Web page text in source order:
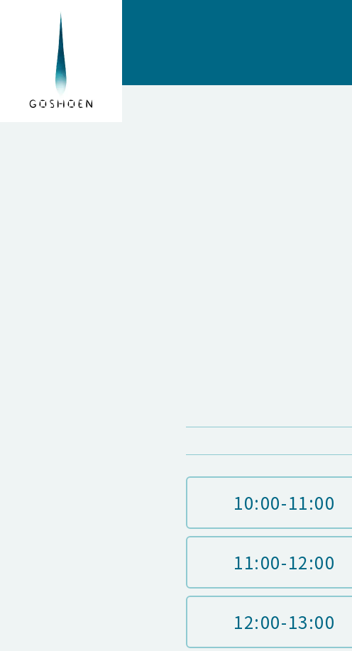
10:00-11:00
11:00-12:00
12:00-13:00